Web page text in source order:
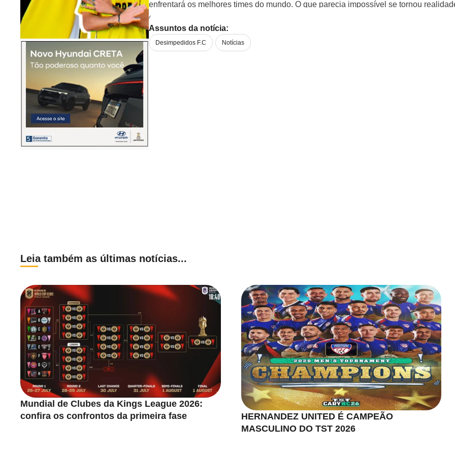
enfrentará os melhores times do mundo. O que parecia impossível se tornou
O time não só venceu, mas fez história, e Paris aguarda a sua chegada.
Assuntos da notícia:
Desimpedidos F.C Notícias
Leia também as últimas notícias...
Mundial de Clubes da Kings League 2026:
confira os confrontos da primeira fase
HERNANDEZ UNITED É CAMPEÃO
MASCULINO DO TST 2026